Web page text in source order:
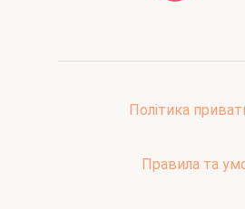
Політика
Правила та